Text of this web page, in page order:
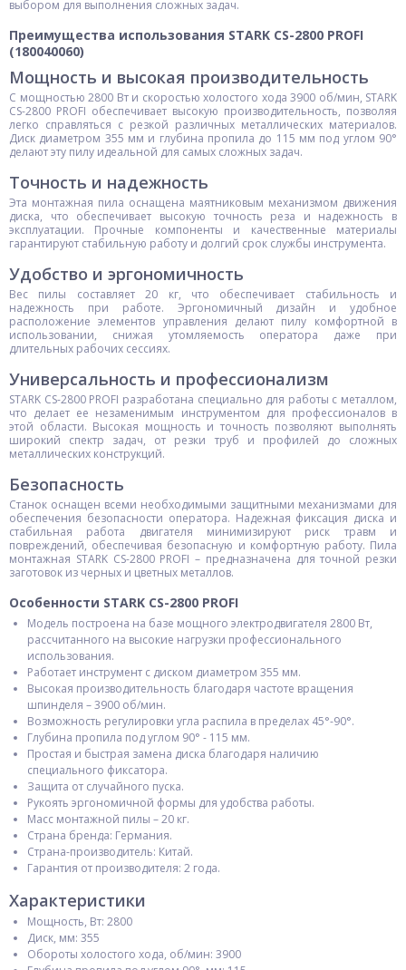
выбором для выполнения сложных задач.
Преимущества использования STARK CS-2800 PROFI
(180040060)
Мощность и высокая производительность
С мощностью 2800 Вт и скоростью холостого хода 3900 об/мин, STARK
CS-2800 PROFI обеспечивает высокую производительность, позволяя
легко справляться с резкой различных металлических материалов.
Диск диаметром 355 мм и глубина пропила до 115 мм под углом 90°
делают эту пилу идеальной для самых сложных задач.
Точность и надежность
Эта монтажная пила оснащена маятниковым механизмом движения
диска, что обеспечивает высокую точность реза и надежность в
эксплуатации. Прочные компоненты и качественные материалы
гарантируют стабильную работу и долгий срок службы инструмента.
Удобство и эргономичность
Вес пилы составляет 20 кг, что обеспечивает стабильность и
надежность при работе. Эргономичный дизайн и удобное
расположение элементов управления делают пилу комфортной в
использовании, снижая утомляемость оператора даже при
длительных рабочих сессиях.
Универсальность и профессионализм
STARK CS-2800 PROFI разработана специально для работы с металлом,
что делает ее незаменимым инструментом для профессионалов в
этой области. Высокая мощность и точность позволяют выполнять
широкий спектр задач, от резки труб и профилей до сложных
металлических конструкций.
Безопасность
Станок оснащен всеми необходимыми защитными механизмами для
обеспечения безопасности оператора. Надежная фиксация диска и
стабильная работа двигателя минимизируют риск травм и
повреждений, обеспечивая безопасную и комфортную работу. Пила
монтажная STARK CS-2800 PROFI – предназначена для точной резки
заготовок из черных и цветных металлов.
Особенности STARK CS-2800 PROFI
Модель построена на базе мощного электродвигателя 2800 Вт,
рассчитанного на высокие нагрузки профессионального
использования.
Работает инструмент с диском диаметром 355 мм.
Высокая производительность благодаря частоте вращения
шпинделя – 3900 об/мин.
Возможность регулировки угла распила в пределах 45°-90°.
Глубина пропила под углом 90° - 115 мм.
Простая и быстрая замена диска благодаря наличию
специального фиксатора.
Защита от случайного пуска.
Рукоять эргономичной формы для удобства работы.
Масс монтажной пилы – 20 кг.
Страна бренда: Германия.
Страна-производитель: Китай.
Гарантия от производителя: 2 года.
Характеристики
Мощность, Вт: 2800
Диск, мм: 355
Обороты холостого хода, об/мин: 3900